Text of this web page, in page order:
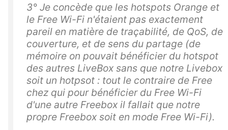
3° Je concède que les hotspots Orange et
le Free Wi-Fi n'étaient pas exactement
pareil en matière de traçabilité, de QoS, de
couverture, et de sens du partage (de
mémoire on pouvait bénéficier du hotspot
des autres LiveBox sans que notre Livebox
soit un hotpsot : tout le contraire de Free
chez qui pour bénéficier du Free Wi-Fi
d'une autre Freebox il fallait que notre
propre Freebox soit en mode Free Wi-Fi).